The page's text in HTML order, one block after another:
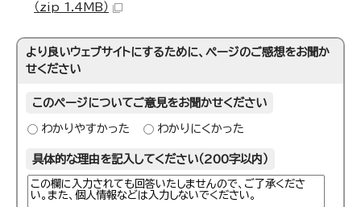
（zip 1.4MB）
より良いウェブサイトにするために、ページのご感想をお聞か
せください
このページについてご意見をお聞かせください
わかりやすかった わかりにくかった
具体的な理由を記入してください（200字以内）